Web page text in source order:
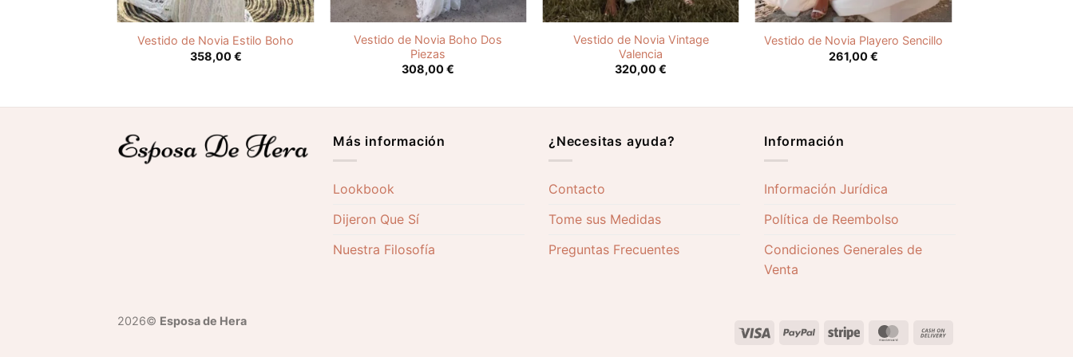
Vestido de Novia Estilo Boho
358,00€
Vestido de Novia Boho Dos
Piezas
308,00€
Vestido de Novia Vintage
Valencia
320,00€
Vestido de Novia Playero Sencillo
261,00€
Más información
Lookbook
Dijeron Que Sí
Nuestra Filosofía
¿Necesitas ayuda?
Contacto
Tome sus Medidas
Preguntas Frecuentes
Información
Información Jurídica
Política de Reembolso
Condiciones Generales de
Venta
2026© Esposa de Hera